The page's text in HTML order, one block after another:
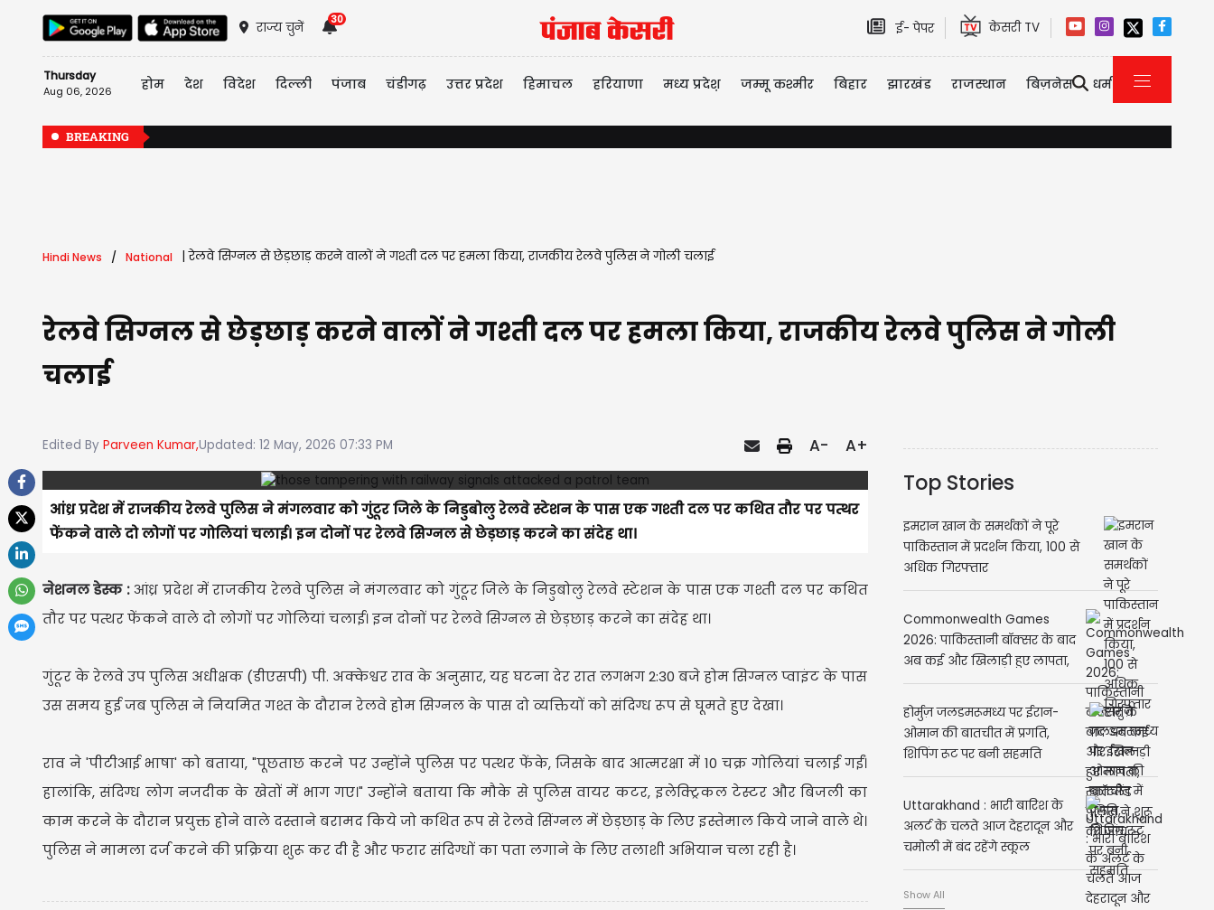
राज्य चुनें
30
ई- पेपर केसरी TV
Thursday
Aug 06, 2026 होम देश विदेश दिल्ली पंजाब चंडीगढ़ उत्तर प्रदेश हिमाचल हरियाणा मध्य प्रदेश़ जम्मू कश्मीर बिहार झारखंड राजस्थान बिज़नेस धर्म
BREAKING
Hindi News National |रेलवे सिग्नल से छेड़छाड़ करने वालों ने गश्ती दल पर हमला किया, राजकीय रेलवे पुलिस ने गोली चलाई
रेलवे सिग्नल से छेड़छाड़ करने वालों ने गश्ती दल पर हमला किया, राजकीय रेलवे पुलिस ने गोली
चलाई
Edited By Parveen Kumar,Updated: 12 May, 2026 07:33 PM A- A+
आंध्र प्रदेश में राजकीय रेलवे पुलिस ने मंगलवार को गुंटूर जिले के निडुबोलु रेलवे स्टेशन के पास एक गश्ती दल पर कथित तौर पर पत्थर
फेंकने वाले दो लोगों पर गोलियां चलाई। इन दोनों पर रेलवे सिग्नल से छेड़छाड़ करने का संदेह था।
नेशनल डेस्क :आंध्र प्रदेश में राजकीय रेलवे पुलिस ने मंगलवार को गुंटूर जिले के निडुबोलु रेलवे स्टेशन के पास एक गश्ती दल पर कथित
तौर पर पत्थर फेंकने वाले दो लोगों पर गोलियां चलाई। इन दोनों पर रेलवे सिग्नल से छेड़छाड़ करने का संदेह था।
गुंटूर के रेलवे उप पुलिस अधीक्षक (डीएसपी) पी. अक्केश्वर राव के अनुसार, यह घटना देर रात लगभग 2:30 बजे होम सिग्नल प्वाइंट के पास
उस समय हुई जब पुलिस ने नियमित गश्त के दौरान रेलवे होम सिग्नल के पास दो व्यक्तियों को संदिग्ध रूप से घूमते हुए देखा।
राव ने 'पीटीआई भाषा' को बताया, "पूछताछ करने पर उन्होंने पुलिस पर पत्थर फेंके, जिसके बाद आत्मरक्षा में 10 चक्र गोलियां चलाई गईं।
हालांकि, संदिग्ध लोग नजदीक के खेतों में भाग गए।" उन्होंने बताया कि मौके से पुलिस वायर कटर, इलेक्ट्रिकल टेस्टर और बिजली का
काम करने के दौरान प्रयुक्त होने वाले दस्ताने बरामद किये जो कथित रूप से रेलवे सिंग्नल में छेड़छाड़ के लिए इस्तेमाल किये जाने वाले थे।
पुलिस ने मामला दर्ज करने की प्रक्रिया शुरू कर दी है और फरार संदिग्धों का पता लगाने के लिए तलाशी अभियान चला रही है।
Top Stories
इमरान खान के समर्थकों ने पूरे
पाकिस्तान में प्रदर्शन किया, 100 से
अधिक गिरफ्तार
Commonwealth Games
2026: पाकिस्तानी बॉक्सर के बाद
अब कई और खिलाड़ी हुए लापता,
स्कॉटलैंड पुलिस ने शुरू की जांच
होर्मुज़ जलडमरूमध्य पर ईरान-
ओमान की बातचीत में प्रगति,
शिपिंग रूट पर बनी सहमति
Uttarakhand : भारी बारिश के
अलर्ट के चलते आज देहरादून और
चमोली में बंद रहेंगे स्कूल
Show All